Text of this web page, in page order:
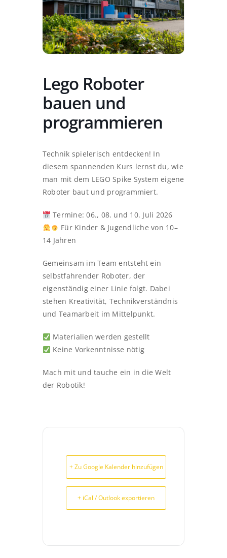
Lego Roboter
bauen und
programmieren
Technik spielerisch entdecken! In
diesem spannenden Kurs lernst du, wie
man mit dem LEGO Spike System eigene
Roboter baut und programmiert.
Termine: 06., 08. und 10. Juli 2026
Für Kinder & Jugendliche von 10–
14 Jahren
Gemeinsam im Team entsteht ein
selbstfahrender Roboter, der
eigenständig einer Linie folgt. Dabei
stehen Kreativität, Technikverständnis
und Teamarbeit im Mittelpunkt.
Materialien werden gestellt
Keine Vorkenntnisse nötig
Mach mit und tauche ein in die Welt
der Robotik!
+ Zu Google Kalender hinzufügen
+ iCal / Outlook exportieren